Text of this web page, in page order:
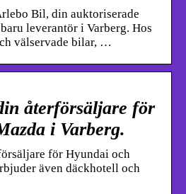
Bil, din auktoriserade
leverantör i Varberg. Hos
välservade bilar, …
återförsäljare för
i Varberg.
för Hyundai och
även däckhotell och